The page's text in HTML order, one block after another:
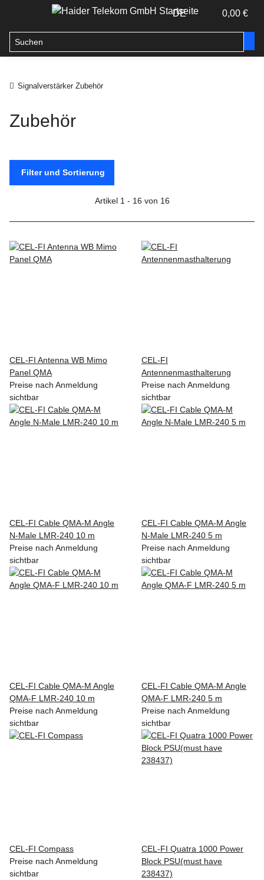
DE 0,00 €
Signalverstärker Zubehör
Zubehör
Filter und Sortierung
Artikel 1 - 16 von 16
CEL-FI Antenna WB Mimo
Panel QMA
Preise nach Anmeldung
sichtbar
CEL-FI
Antennenmasthalterung
Preise nach Anmeldung
sichtbar
CEL-FI Cable QMA-M Angle
N-Male LMR-240 10 m
Preise nach Anmeldung
sichtbar
CEL-FI Cable QMA-M Angle
N-Male LMR-240 5 m
Preise nach Anmeldung
sichtbar
CEL-FI Cable QMA-M Angle
QMA-F LMR-240 10 m
Preise nach Anmeldung
sichtbar
CEL-FI Cable QMA-M Angle
QMA-F LMR-240 5 m
Preise nach Anmeldung
sichtbar
CEL-FI Compass
Preise nach Anmeldung
sichtbar
CEL-FI Quatra 1000 Power
Block PSU(must have
238437)